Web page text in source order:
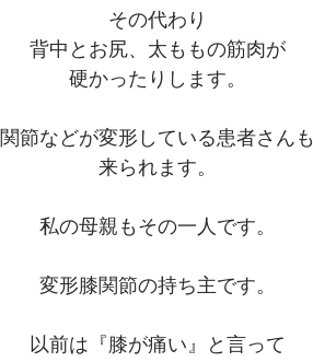
その代わり
背中とお尻、太ももの筋肉が
硬かったりします。
関節などが変形している患者さんも
来られます。
私の母親もその一人です。
変形膝関節の持ち主です。
以前は『膝が痛い』と言って